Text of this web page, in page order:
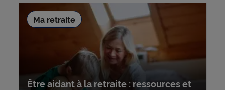
Être aidant à la retraite : ressources et
Ma retraite